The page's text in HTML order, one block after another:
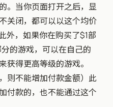
。当你页面打开之后，显
关闭，都可以以这个均价
外，如果你在购买了$1部
的游戏，可以在自己的
获得更高等级的游戏。
则不能增加付款金额）此
付款的，也不能通过这个